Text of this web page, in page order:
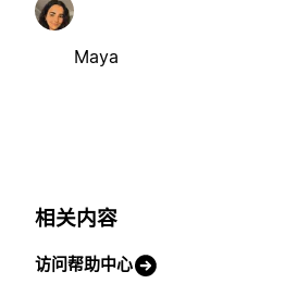
Maya
相关内容
访问帮助中心